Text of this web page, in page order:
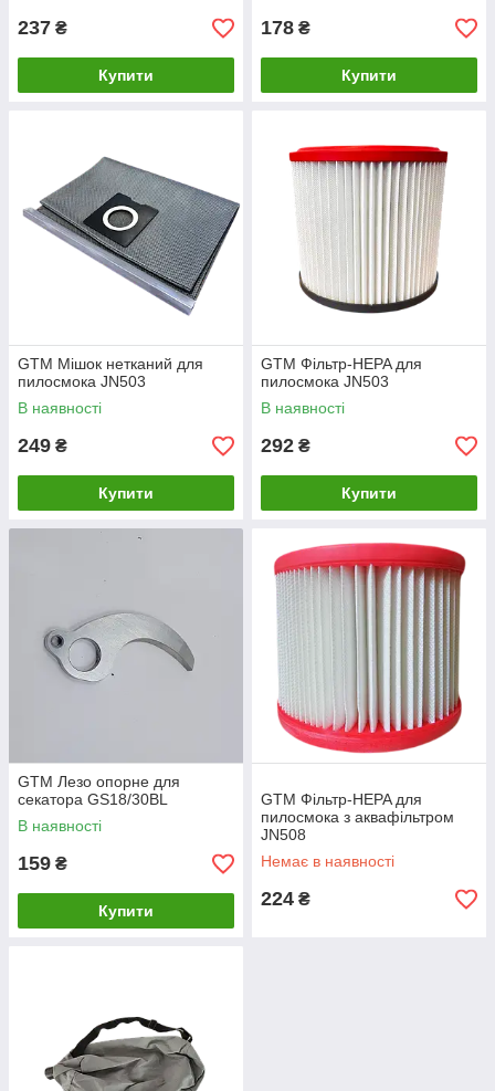
237 ₴
Купити
178 ₴
Купити
GTM Мішок нетканий для
пилосмока JN503
В наявності
249 ₴
Купити
GTM Фільтр-HEPA для
пилосмока JN503
В наявності
292 ₴
Купити
GTM Лезо опорне для
секатора GS18/30BL
В наявності
159 ₴
Купити
GTM Фільтр-HEPA для
пилосмока з аквафільтром
JN508
Немає в наявності
224 ₴